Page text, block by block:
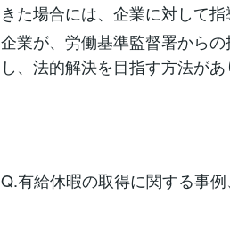
きた場合には、企業に対して指
企業が、労働基準監督署から
し、法的解決を目指す方法があ
Q.有給休暇の取得に関する事